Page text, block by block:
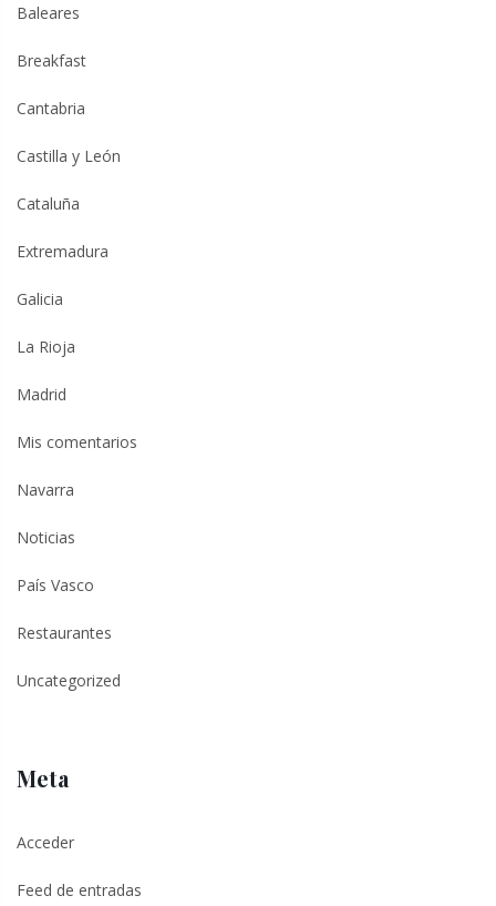
Baleares
Breakfast
Cantabria
Castilla y León
Cataluña
Extremadura
Galicia
La Rioja
Madrid
Mis comentarios
Navarra
Noticias
País Vasco
Restaurantes
Uncategorized
Meta
Acceder
Feed de entradas